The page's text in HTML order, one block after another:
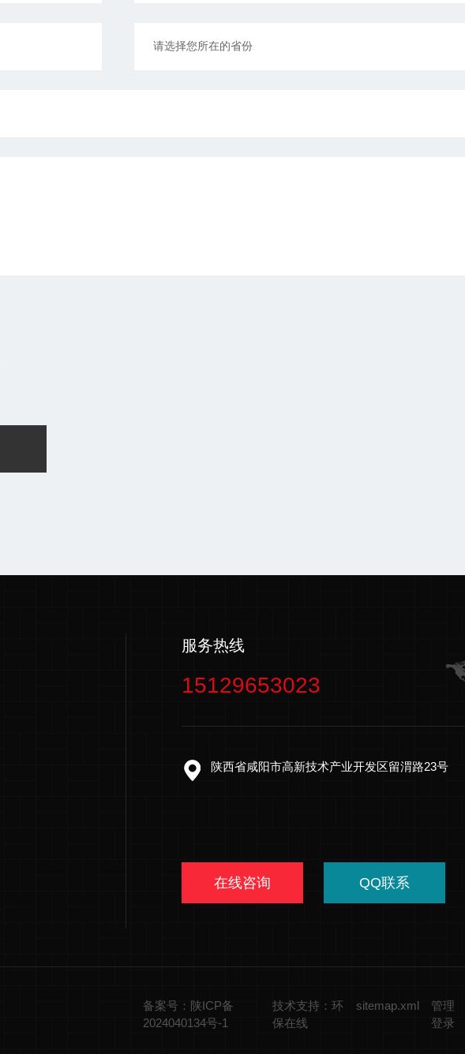
服务热线
15129653023
陕西省咸阳市高新技术产业开发区留渭路23号
在线咨询 QQ联系
备案号：陕ICP备
2024040134号-1
技术支持：环
保在线
sitemap.xml
管理
登录